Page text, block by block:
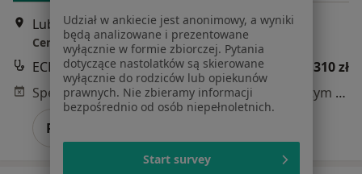
Lubicz 23A, Kraków • Mapa
Centrum Medyczne POLMED Oddział Kraków
ECHO serca
310 zł
Specjalista nie oferuje umawiania online pod tym adresem.
Poproś o wizytę
Udział w ankiecie jest anonimowy, a wyniki
będą analizowane i prezentowane
wyłącznie w formie zbiorczej. Pytania
dotyczące nastolatków są skierowane
wyłącznie do rodziców lub opiekunów
prawnych. Nie zbieramy informacji
bezpośrednio od osób niepełnoletnich.
Start survey